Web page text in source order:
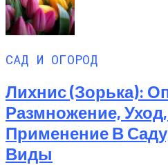
САД И ОГОРОД
Лихнис (Зорька):
Размножение,
Применение В
Виды